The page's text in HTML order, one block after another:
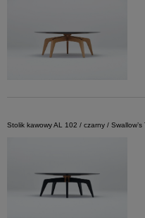
Stolik kawowy AL 102 / czarny / Swallow’s